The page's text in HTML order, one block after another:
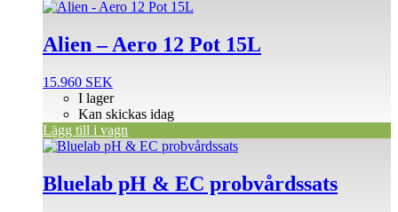
Alien – Aero 12 Pot 15L
15.960 SEK
I lager
Kan skickas idag
Lägg till i vagn
Bluelab pH & EC probvårdssats